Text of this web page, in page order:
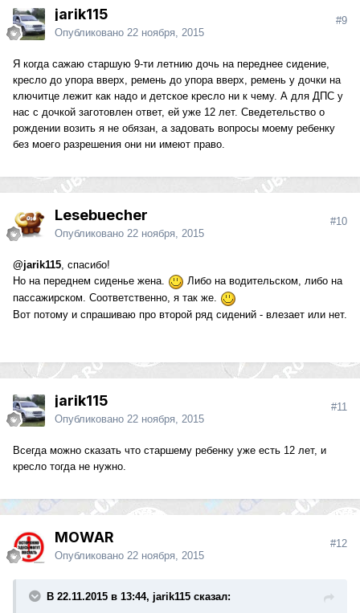
jarik115
Опубликовано 22 ноября, 2015
#9
Я когда сажаю старшую 9-ти летнию дочь на переднее сидение,
кресло до упора вверх, ремень до упора вверх, ремень у дочки на
ключитце лежит как надо и детское кресло ни к чему. А для ДПС у
нас с дочкой заготовлен ответ, ей уже 12 лет. Сведетельство о
рождении возить я не обязан, а задовать вопросы моему ребенку
без моего разрешения они ни имеют право.
Lesebuecher
Опубликовано 22 ноября, 2015
#10
@jarik115, спасибо!
Но на переднем сиденье жена.
Либо на водительском, либо на
пассажирском. Соответственно, я так же.
Вот потому и спрашиваю про второй ряд сидений - влезает или нет.
jarik115
Опубликовано 22 ноября, 2015
#11
Всегда можно сказать что старшему ребенку уже есть 12 лет, и
кресло тогда не нужно.
MOWAR
Опубликовано 22 ноября, 2015
#12
В 22.11.2015 в 13:44, jarik115 сказал: